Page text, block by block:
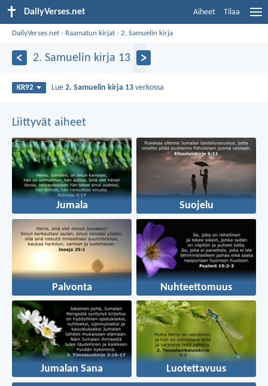
DailyVerses.net Aiheet Tilaa
DailyVerses.net › Raamatun kirjat ›2. Samuelin kirja
2. Samuelin kirja 13
KR92 Lue2. Samuelin kirja 13 verkossa
Liittyvät aiheet
Jumala Suojelu
Palvonta Nuhteettomuus
Jumalan Sana Luotettavuus